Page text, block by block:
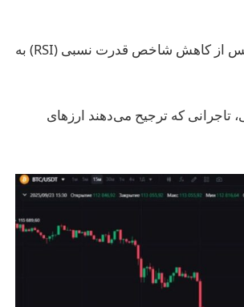
در روز سه‌شنبه، BTC به طور موقت به بالای 113,000 دلار رسید پس از کاهش شاخص قدرت نسبی (RSI) به
تاجرانی که ترجیح می‌دهند ارزهای